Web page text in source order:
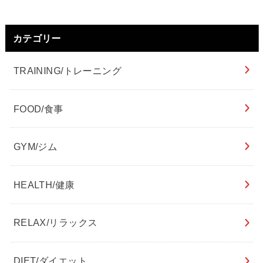
カテゴリー
TRAINING/トレーニング
FOOD/食事
GYM/ジム
HEALTH/健康
RELAX/リラックス